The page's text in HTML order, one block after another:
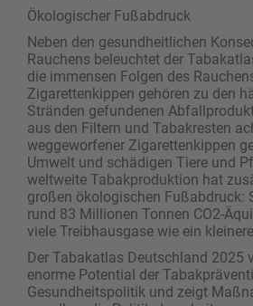
Ökologischer Fußabdruck
Neben den gesundheitlichen
Rauchens beleuchtet der
die immensen Folgen des
Zigarettenkippen gehören zu den
Stränden gefundenen
aus den Filtern und Tabakresten
weggeworfener Zigarettenkippen
Umwelt und schädigen Tiere und
weltweite Tabakproduktion hat
großen ökologischen Fußabdruck:
rund 83 Millionen Tonnen CO2-
viele Treibhausgase wie ein
Der Tabakatlas Deutschland 2025
enorme Potential der
Gesundheitspolitik und zeigt